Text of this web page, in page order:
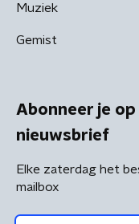
Muziek
Gemist
Abonneer je
nieuwsbrief
Elke zaterdag het
mailbox